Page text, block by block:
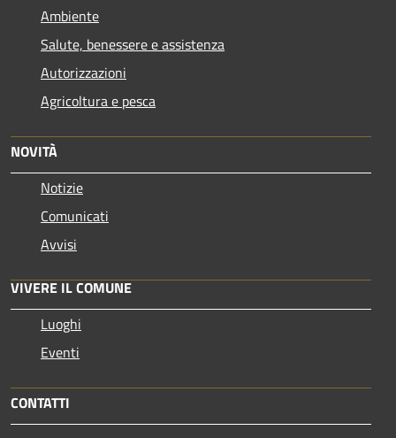
Ambiente
Salute, benessere e assistenza
Autorizzazioni
Agricoltura e pesca
NOVITÀ
Notizie
Comunicati
Avvisi
VIVERE IL COMUNE
Luoghi
Eventi
CONTATTI